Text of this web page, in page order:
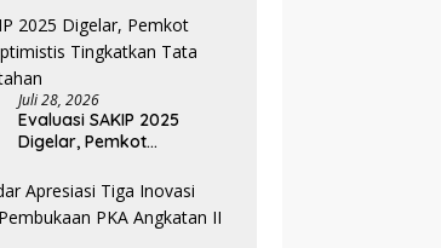
TPAKD
Juli 28, 2026
Evaluasi SAKIP 2025
Digelar, Pemkot
Tingkatkan Tata Kelola
Pemerintahan